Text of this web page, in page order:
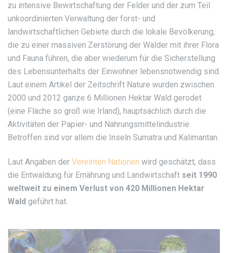
zu intensive Bewirtschaftung der Felder und der zum Teil
unkoordinierten Verwaltung der forst- und
landwirtschaftlichen Gebiete durch die lokale Bevölkerung,
die zu einer massiven Zerstörung der Wälder mit ihrer Flora
und Fauna führen, die aber wiederum für die Sicherstellung
des Lebensunterhalts der Einwohner lebensnotwendig sind.
Laut einem Artikel der Zeitschrift Nature wurden zwischen
2000 und 2012 ganze 6 Millionen Hektar Wald gerodet
(eine Fläche so groß wie Irland), hauptsächlich durch die
Aktivitäten der Papier- und Nahrungsmittelindustrie.
Betroffen sind vor allem die Inseln Sumatra und Kalimantan.
Laut Angaben der Vereinten Nationen wird geschätzt, dass
die Entwaldung für Ernährung und Landwirtschaft seit 1990
weltweit zu einem Verlust von 420 Millionen Hektar
Wald geführt hat.